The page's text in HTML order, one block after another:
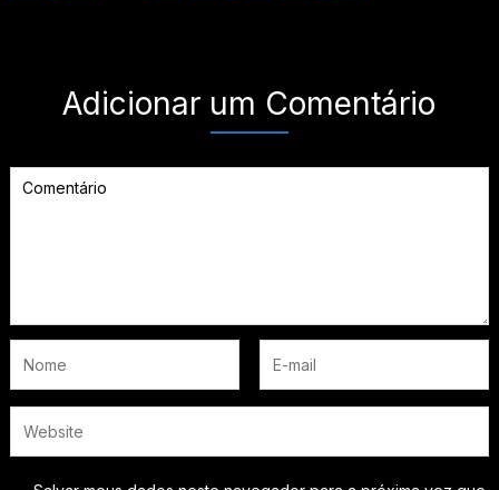
Adicionar um Comentário